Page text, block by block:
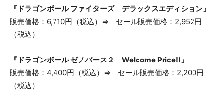
『ドラゴンボール ファイターズ デラックスエディション』
販売価格：6,710円（税込）⇒ セール販売価格：2,952円
（税込）
『ドラゴンボール ゼノバース２ Welcome Price!!』
販売価格：4,400円（税込）⇒ セール販売価格：2,200円
（税込）